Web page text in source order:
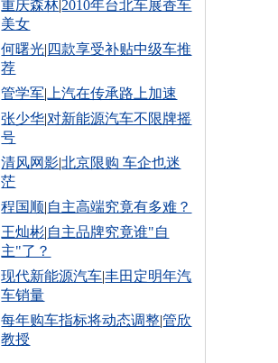
重庆森林|2010年台北车展香车
美女
何曙光| 四款享受补贴中级车推
荐
管学军| 上汽在传承路上加速
张少华|对新能源汽车不限牌摇
号
清风网影|北京限购 车企也迷
茫
程国顺|自主高端究竟有多难？
王灿彬|自主品牌究竟谁"自
主"了？
现代新能源汽车|丰田定明年汽
车销量
每年购车指标将动态调整|管欣
教授